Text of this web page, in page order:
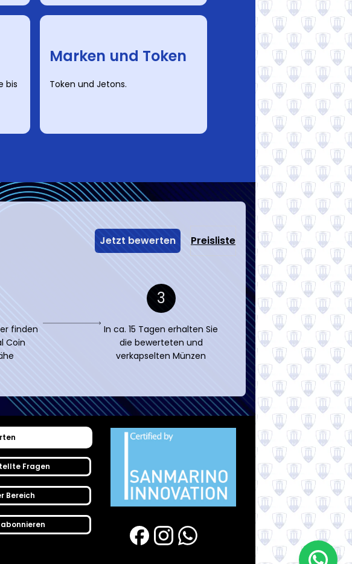
bis
Marken und Token
Token und Jetons.
Jetzt bewerten Preisliste
finden
Coin
3
In ca. 15 Tagen erhalten Sie
die bewerteten und
verkapselten Münzen
Fragen
Bereich